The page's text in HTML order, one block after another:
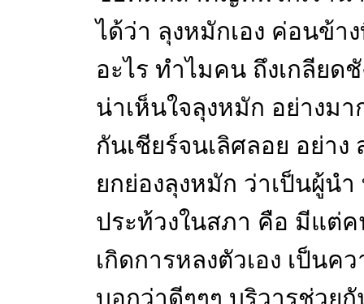
ได้ว่า ลุงหมักเอง ค่อนข้า
อะไร ทำไมคน ถึงเกลียด
น่าเห็นใจลุงหมัก อย่างม
กันเชียร์จนเลิศลอย อย่า
ยกย่องลุงหมัก ว่าเป็นผู้น
ประท้วงในสภา คือ มีแต่ค
เกิดการหลงตัวเอง เป็น
บอกว่าดีๆๆๆ บริวารช่วย